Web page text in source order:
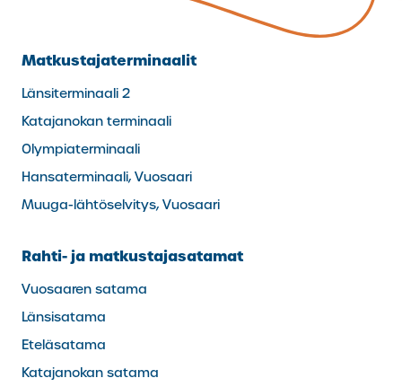
Matkustajaterminaalit
Länsiterminaali 2
Katajanokan terminaali
Olympiaterminaali
Hansaterminaali, Vuosaari
Muuga-lähtöselvitys, Vuosaari
Rahti- ja matkustajasatamat
Vuosaaren satama
Länsisatama
Eteläsatama
Katajanokan satama